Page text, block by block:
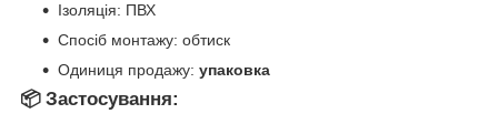
Ізоляція: ПВХ
Спосіб монтажу: обтиск
Одиниця продажу: упаковка
📦 Застосування: